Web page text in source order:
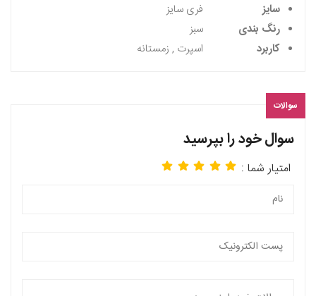
سایز
فری سایز
رنگ بندی
سبز
کاربرد
اسپرت , زمستانه
سوالات
سوال خود را بپرسید
امتیار شما :